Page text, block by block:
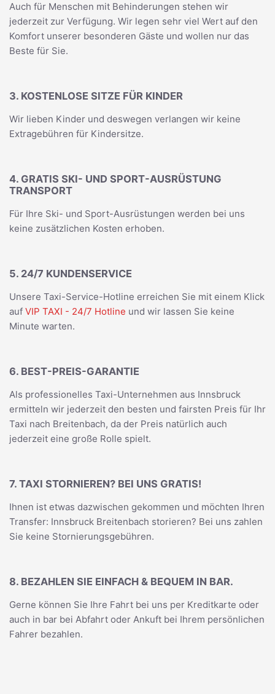
Auch für Menschen mit Behinderungen stehen wir
jederzeit zur Verfügung. Wir legen sehr viel Wert auf den
Komfort unserer besonderen Gäste und wollen nur das
Beste für Sie.
3. KOSTENLOSE SITZE FÜR KINDER
Wir lieben Kinder und deswegen verlangen wir keine
Extragebühren für Kindersitze.
4. GRATIS SKI- UND SPORT-AUSRÜSTUNG
TRANSPORT
Für Ihre Ski- und Sport-Ausrüstungen werden bei uns
keine zusätzlichen Kosten erhoben.
5. 24/7 KUNDENSERVICE
Unsere Taxi-Service-Hotline erreichen Sie mit einem Klick
auf VIP TAXI - 24/7 Hotline und wir lassen Sie keine
Minute warten.
6. BEST-PREIS-GARANTIE
Als professionelles Taxi-Unternehmen aus Innsbruck
ermitteln wir jederzeit den besten und fairsten Preis für Ihr
Taxi nach Breitenbach, da der Preis natürlich auch
jederzeit eine große Rolle spielt.
7. TAXI STORNIEREN? BEI UNS GRATIS!
Ihnen ist etwas dazwischen gekommen und möchten Ihren
Transfer: Innsbruck Breitenbach storieren? Bei uns zahlen
Sie keine Stornierungsgebühren.
8. BEZAHLEN SIE EINFACH & BEQUEM IN BAR.
Gerne können Sie Ihre Fahrt bei uns per Kreditkarte oder
auch in bar bei Abfahrt oder Ankuft bei Ihrem persönlichen
Fahrer bezahlen.